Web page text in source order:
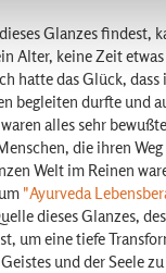
Glanzes findest,
Alter, keine Zeit etwas
hatte das Glück,
begleiten durfte und
alles sehr
die ihren
Welt im Reinen
"Ayurveda
dieses Glanzes,
um eine tiefe
und der Seele